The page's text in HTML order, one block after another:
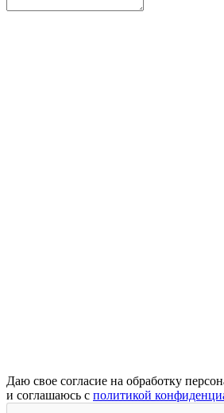
Даю свое согласие на обработку
и соглашаюсь с политикой